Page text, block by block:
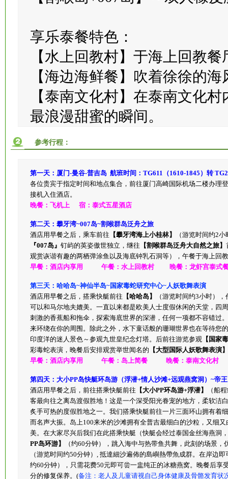
享乐泰餐特色：
【水上回教村】于海上回教
【海边海鲜餐】吹着徐徐的
【泰南文化村】在泰南文化
最浪漫甜蜜的瞬间。
第一天：厦门-曼谷-普吉岛 航班时间：TG611（1610-1845）转
各位贵宾于指定时间和地点集合，前往厦门高崎国际机场二楼办理
晚餐：飞机上 宿：泰式五星酒店
第二天：攀牙湾~007岛~割喉群岛泛舟之旅
酒店用早餐之后，乘车前往 【攀牙湾海上小桂林】
（游览时间约2
『007岛』钉屿的英姿傲世独立，继往【割喉群岛泛舟大自然之旅】
早餐：酒店内享用 午餐：水上回教村 晚餐：龙虾宫泰式
第三天：哈哈岛~神仙半岛~国家毒蛇研究中心~人妖歌舞表演
酒店用早餐之后，搭乘快艇前往【哈哈岛】 （游览时间约3小时）
可以和马尔地夫媲美。一直以来都是欧美人士度假休闲的天堂，四
刺激的香蕉船和拖伞，探索海底世界的深潜，任何一项都不容错过
来环绕在你的周围。除此之外，水下童话般的珊瑚世界也在等待您
印度洋的迷人景色～参观九世皇纪念灯塔。后前往游览参观【国家
早餐：酒店内享用 午餐：岛上简餐 晚餐：泰南文化村
第四天：大小PP岛快艇环岛游（浮潜+情人沙滩+远观燕窝洞）~帝
酒店用早餐之后，前往搭乘快艇前往【大小PP环岛游+浮潜】（船
客最向往之离岛渡假胜地！这是一个深受阳光眷宠的地方，柔软洁
炙手可热的度假胜地之一。我们搭乘快艇前往一片三面环山拥有着
而名声大振。岛上100来米的沙滩拥有全普吉最细白的沙粒，又细
美。在大家尽兴后我们在此搭乘快艇（快艇会经过泰国金丝海燕
PP岛环游】
（约60分钟），跳入海中与热带鱼共舞，此刻的场景
（游览时间约50分钟）, 抵達細沙遍佈的島嶼熱帶魚成群。在岸边